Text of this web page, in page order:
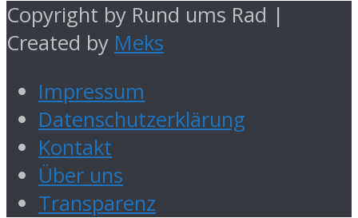
Copyright by Rund ums Rad |
Created by Meks
Impressum
Datenschutzerklärung
Kontakt
Über uns
Transparenz